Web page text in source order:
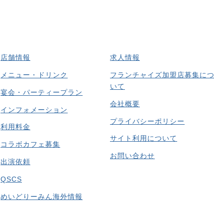
店舗情報
メニュー・ドリンク
宴会・パーティープラン
インフォメーション
利用料金
コラボカフェ募集
出演依頼
QSCS
めいどりーみん海外情報
求人情報
フランチャイズ加盟店募集につ
いて
会社概要
プライバシーポリシー
サイト利用について
お問い合わせ